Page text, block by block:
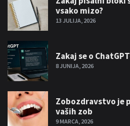
vsako mizo?
13 JULIJA, 2026
Zakaj se o
8 JUNIJA, 2026
Zobozdravstvo je
vaših zob
9 MARCA, 2026